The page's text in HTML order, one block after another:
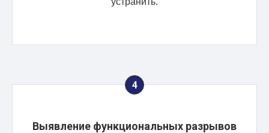
Выявление функциональных разрывов